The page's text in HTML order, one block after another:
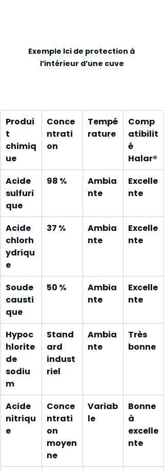
Exemple Ici de protection à
l’intérieur d’une cuve
Produi
t
chimiq
ue
Conce
ntrati
on
Tempé
rature
Comp
atibilit
é
Halar®
Acide
sulfuri
que
98 %
Ambia
nte
Excelle
nte
Acide
chlorh
ydriqu
e
37 %
Ambia
nte
Excelle
nte
Soude
causti
que
50 %
Ambia
nte
Excelle
nte
Hypoc
hlorite
de
sodiu
m
Stand
ard
indust
riel
Ambia
nte
Très
bonne
Acide
nitriqu
e
Conce
ntrati
on
moyen
ne
Variab
le
Bonne
à
excelle
nte